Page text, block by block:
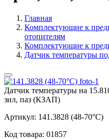
Главная
Комплектующие к
отопителям
Комплектующие к
Датчик температуры
Датчик температуры на
зил, паз (КЗАП)
Артикул: 141.3828 (48-70°С)
Код товара: 01857